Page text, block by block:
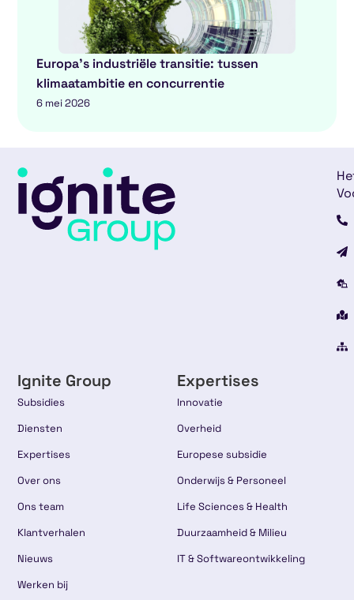
Europa’s industriële transitie: tussen
klimaatambitie en concurrentie
6 mei 2026
Ignite Group
Subsidies
Diensten
Expertises
Over ons
Ons team
Klantverhalen
Nieuws
Werken bij
Expertises
Innovatie
Overheid
Europese subsidie
Onderwijs & Personeel
Life Sciences & Health
Duurzaamheid & Milieu
IT & Softwareontwikkeling